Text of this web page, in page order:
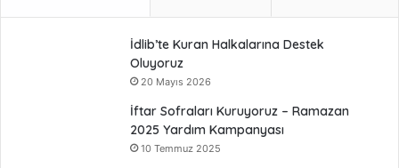
İdlib’te Kuran Halkalarına Destek
Oluyoruz
20 Mayıs 2026
İftar Sofraları Kuruyoruz – Ramazan
2025 Yardım Kampanyası
10 Temmuz 2025